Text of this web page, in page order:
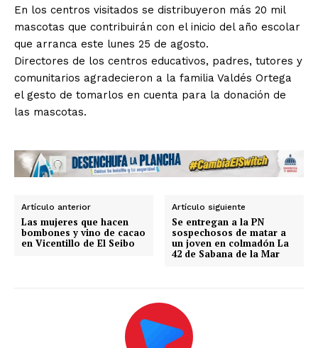
En los centros visitados se distribuyeron más 20 mil
mascotas que contribuirán con el inicio del año escolar
que arranca este lunes 25 de agosto.
Directores de los centros educativos, padres, tutores y
comunitarios agradecieron a la familia Valdés Ortega
el gesto de tomarlos en cuenta para la donación de
las mascotas.
Artículo anterior
Las mujeres que hacen
bombones y vino de cacao
en Vicentillo de El Seibo
Artículo siguiente
Se entregan a la PN
sospechosos de matar a
un joven en colmadón La
42 de Sabana de la Mar